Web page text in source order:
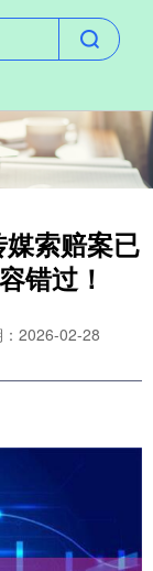
索赔案已
错过！
：2026-02-28